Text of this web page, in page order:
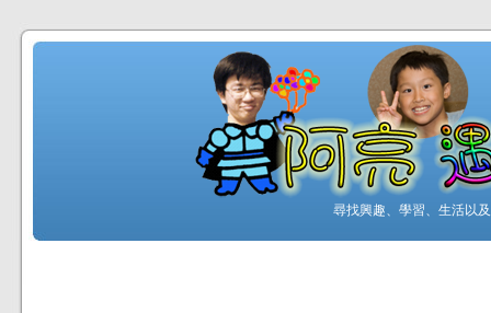
尋找興趣、學習、生活以